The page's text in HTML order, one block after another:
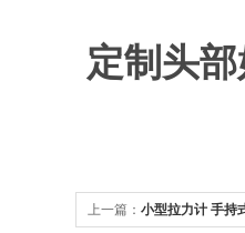
定制头
上一篇： 小型拉力计 手持